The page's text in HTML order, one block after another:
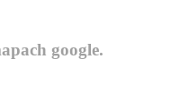
google.